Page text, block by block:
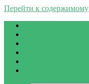
Перейти к содержимому